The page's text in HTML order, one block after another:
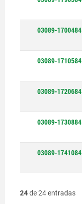
03089-1700484
03089-1710584
03089-1720684
03089-1730884
03089-1741084
24de 24 entradas